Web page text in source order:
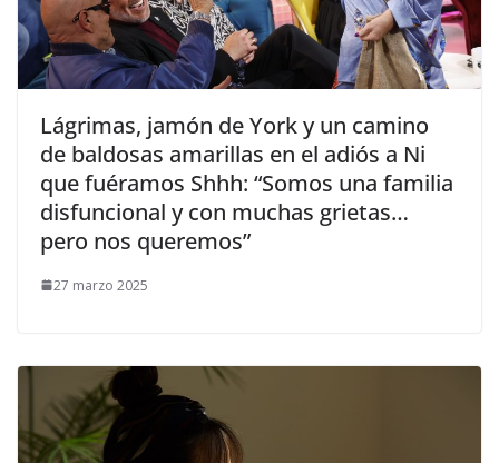
​Lágrimas, jamón de York y un camino
de baldosas amarillas en el adiós a Ni
que fuéramos Shhh: “Somos una familia
disfuncional y con muchas grietas…
pero nos queremos”
27 marzo 2025